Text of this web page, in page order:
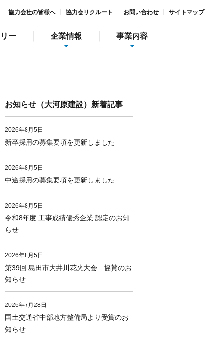
協力会社の皆様へ 協力会リクルート お問い合わせ サイトマップ
ー 企業情報
社会貢献活動
事業内容
ガーデン庭夢
お知らせ（大河原建設）新着記事
2026年8月5日
新卒採用の募集要項を更新しました
2026年8月5日
中途採用の募集要項を更新しました
2026年8月5日
令和8年度 工事成績優秀企業 認定のお知
らせ
2026年8月5日
第39回 島田市大井川花火大会 協賛のお
知らせ
2026年7月28日
国土交通省中部地方整備局より受賞のお
知らせ